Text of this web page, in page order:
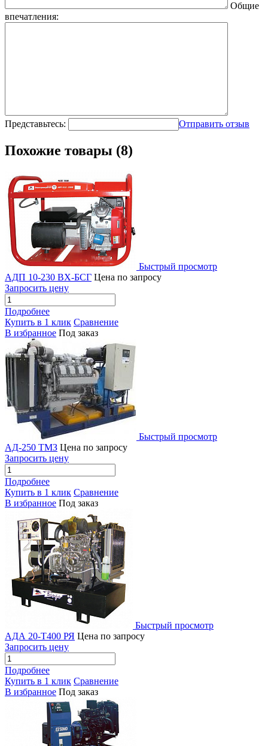
Общие
впечатления:
Представьтесь: Отправить отзыв
Похожие товары (8)
Быстрый просмотр
АДП 10-230 ВХ-БСГ Цена по запросу
Запросить цену
Подробнее
Купить в 1 клик Сравнение
В избранное Под заказ
Быстрый просмотр
АД-250 ТМЗ Цена по запросу
Запросить цену
Подробнее
Купить в 1 клик Сравнение
В избранное Под заказ
Быстрый просмотр
АДА 20-Т400 РЯ Цена по запросу
Запросить цену
Подробнее
Купить в 1 клик Сравнение
В избранное Под заказ